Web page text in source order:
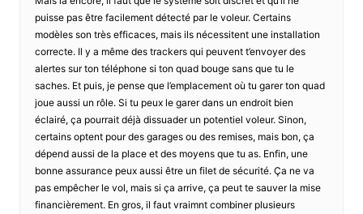
puisse pas être facilement détecté par le voleur. Certains
modèles son très efficaces, mais ils nécessitent une installation
correcte. Il y a même des trackers qui peuvent t’envoyer des
alertes sur ton téléphone si ton quad bouge sans que tu le
saches. Et puis, je pense que l’emplacement où tu garer ton quad
joue aussi un rôle. Si tu peux le garer dans un endroit bien
éclairé, ça pourrait déjà dissuader un potentiel voleur. Sinon,
certains optent pour des garages ou des remises, mais bon, ça
dépend aussi de la place et des moyens que tu as. Enfin, une
bonne assurance peux aussi être un filet de sécurité. Ça ne va
pas empêcher le vol, mais si ça arrive, ça peut te sauver la mise
financièrement. En gros, il faut vraimnt combiner plusieurs